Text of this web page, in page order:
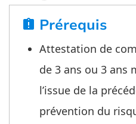
assignment_late Prérequis
Attestation de
de 3 ans ou 3 ans
l’issue de la
prévention du